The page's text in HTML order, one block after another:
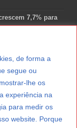
de forma a
segue ou
lhe os
experiência na
para medir os
website. Porque
7,7% para
reforça
recebe